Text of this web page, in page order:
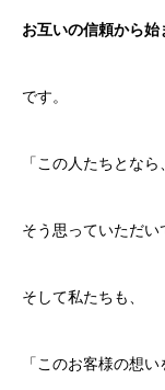
お互いの信頼から
です。
「この人たちとな
そう思っていただい
そして私たちも、
「このお客様の想